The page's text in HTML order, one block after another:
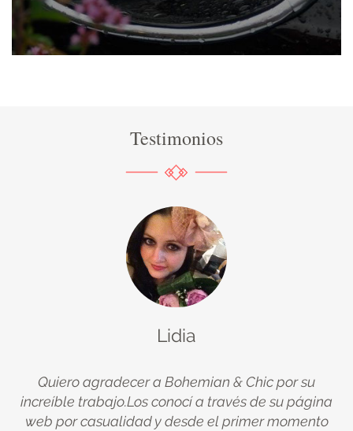
Testimonios
Lidia
Quiero agradecer a Bohemian & Chic por su
increíble trabajo.Los conocí a través de su página
web por casualidad y desde el primer momento